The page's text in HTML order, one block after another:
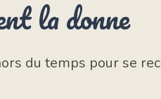
la donne
du temps pour se